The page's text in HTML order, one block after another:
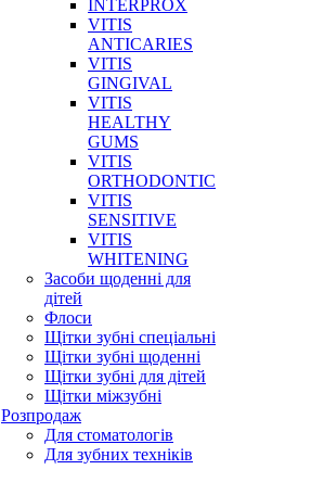
INTERPROX
VITIS
ANTICARIES
VITIS
GINGIVAL
VITIS
HEALTHY
GUMS
VITIS
ORTHODONTIC
VITIS
SENSITIVE
VITIS
WHITENING
Засоби щоденні для
дітей
Флоси
Щітки зубні спеціальні
Щітки зубні щоденні
Щітки зубні для дітей
Щітки міжзубні
Розпродаж
Для стоматологів
Для зубних техніків